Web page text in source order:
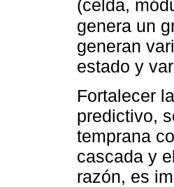
(celda,
genera un
generan
estado y
Fortalecer
predictivo,
temprana
cascada y
razón, es